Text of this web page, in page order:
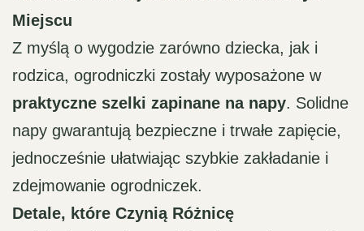
Miejscu
Z myślą o wygodzie zarówno dziecka, jak i
rodzica, ogrodniczki zostały wyposażone w
praktyczne szelki zapinane na napy. Solidne
napy gwarantują bezpieczne i trwałe zapięcie,
jednocześnie ułatwiając szybkie zakładanie i
zdejmowanie ogrodniczek.
Detale, które Czynią Różnicę